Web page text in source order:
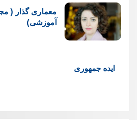
معماری گذار (
آموزشی)
ایده جمهوری